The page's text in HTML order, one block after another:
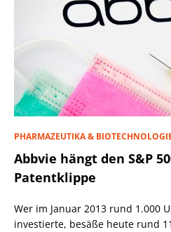
PHARMAZEUTIKA &
Abbvie hängt den S&P
Patentklippe
Wer im Januar 2013 rund 1.000
investierte, besäße heute rund